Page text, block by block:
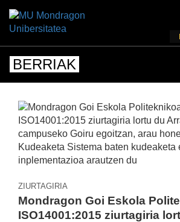
BERRIAK
ZIURTAGIRIA
Mondragon Goi Eskola
ISO14001:2015 ziurtagiria